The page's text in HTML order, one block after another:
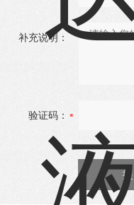
补充说明：
验证码：